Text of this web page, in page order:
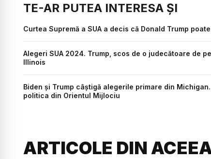
TE-AR PUTEA INTERESA ȘI
Curtea Supremă a SUA a decis că Donald Trump
Alegeri SUA 2024. Trump, scos de o judecătoare de
Illinois
Biden şi Trump câştigă alegerile primare din
politica din Orientul Mijlociu
ARTICOLE DIN